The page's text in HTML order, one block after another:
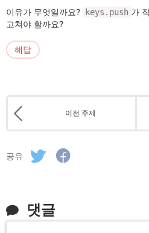
이유가 무엇일까요? keys.push 가
고쳐야 할까요?
해답
이전 주제
공유
댓글